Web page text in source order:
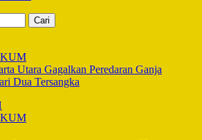
Utara Gagalkan Peredaran Ganja
Dua Tersangka